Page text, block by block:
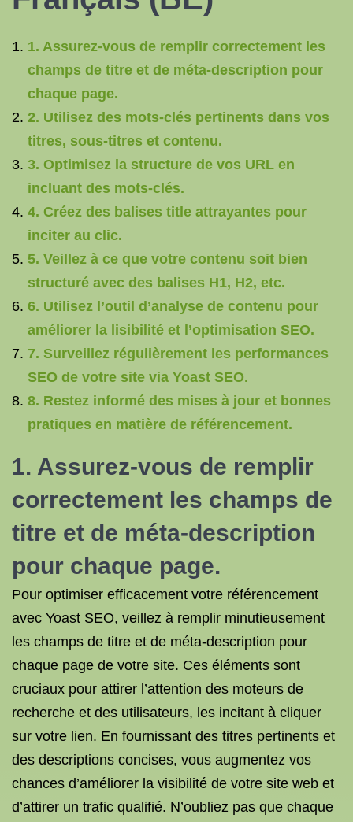
1. Assurez-vous de remplir correctement les
champs de titre et de méta-description pour
chaque page.
2. Utilisez des mots-clés pertinents dans vos
titres, sous-titres et contenu.
3. Optimisez la structure de vos URL en
incluant des mots-clés.
4. Créez des balises title attrayantes pour
inciter au clic.
5. Veillez à ce que votre contenu soit bien
structuré avec des balises H1, H2, etc.
6. Utilisez l’outil d’analyse de contenu pour
améliorer la lisibilité et l’optimisation SEO.
7. Surveillez régulièrement les performances
SEO de votre site via Yoast SEO.
8. Restez informé des mises à jour et bonnes
pratiques en matière de référencement.
1. Assurez-vous de remplir
correctement les champs de
titre et de méta-description
pour chaque page.
Pour optimiser efficacement votre référencement
avec Yoast SEO, veillez à remplir minutieusement
les champs de titre et de méta-description pour
chaque page de votre site. Ces éléments sont
cruciaux pour attirer l’attention des moteurs de
recherche et des utilisateurs, les incitant à cliquer
sur votre lien. En fournissant des titres pertinents et
des descriptions concises, vous augmentez vos
chances d’améliorer la visibilité de votre site web et
d’attirer un trafic qualifié. N’oubliez pas que chaque